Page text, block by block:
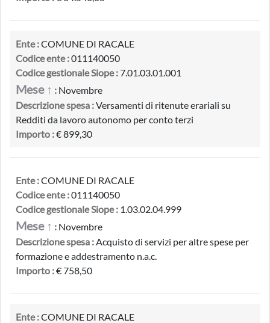
Ente :COMUNE DI RACALE
Codice ente :011140050
Codice gestionale Siope :7.01.03.01.001
Mese ↑ : Novembre
Descrizione spesa :Versamenti di ritenute erariali su
Redditi da lavoro autonomo per conto terzi
Importo :€ 899,30
Ente :COMUNE DI RACALE
Codice ente :011140050
Codice gestionale Siope : 1.03.02.04.999
Mese ↑ : Novembre
Descrizione spesa :Acquisto di servizi per altre spese per
formazione e addestramento n.a.c.
Importo :€ 758,50
Ente :COMUNE DI RACALE